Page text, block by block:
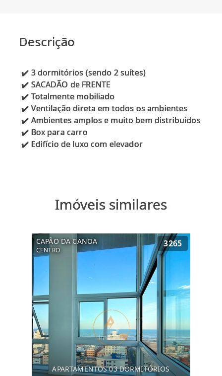
Descrição
✔️ 3 dormitórios (sendo 2 suítes)
✔️ SACADÃO de FRENTE
✔️ Totalmente mobiliado
✔️ Ventilação direta em todos os ambientes
✔️ Ambientes amplos e muito bem distribuídos
✔️ Box para carro
✔️ Edifício de luxo com elevador
Imóveis similares
CAPÃO DA CANOA
CENTRO
3265
APARTAMENTOS 03 DORMITÓRIOS